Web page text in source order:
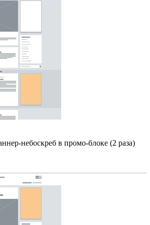
небоскреб в промо-блоке (2 раза)